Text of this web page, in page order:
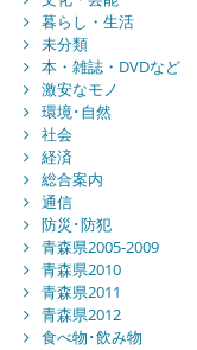
暮らし・生活
未分類
本・雑誌・DVDなど
激安なモノ
環境･自然
社会
経済
総合案内
通信
防災･防犯
青森県2005-2009
青森県2010
青森県2011
青森県2012
食べ物･飲み物